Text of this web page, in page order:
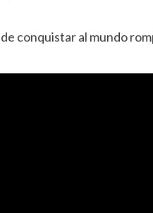
conquistar al mundo